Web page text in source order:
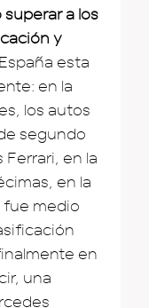
a los
y
esta
en la
los autos
segundo
en la
en la
fue medio
en
una